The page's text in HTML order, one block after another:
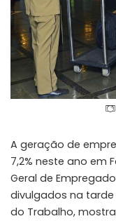
A geração de
7,2% neste ano em
Geral de
divulgados na
do Trabalho,